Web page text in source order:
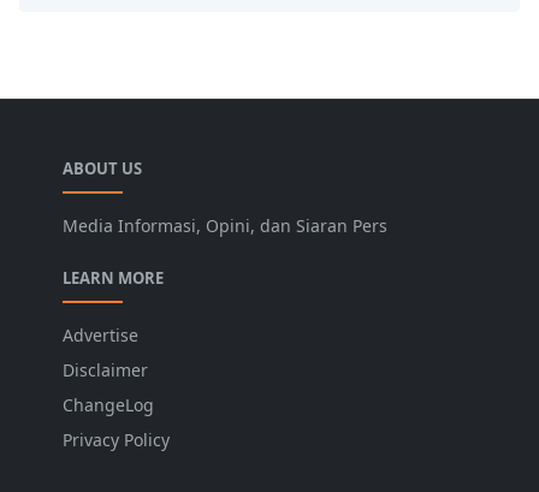
ABOUT US
Media Informasi, Opini, dan Siaran Pers
LEARN MORE
Advertise
Disclaimer
ChangeLog
Privacy Policy